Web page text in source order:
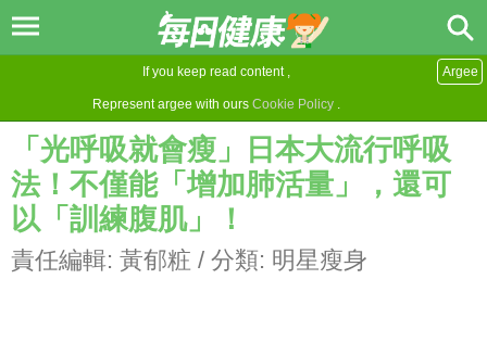
If you keep read content ,
Represent argee with ours Cookie Policy .
Argee
「光呼吸就會瘦」日本大流行呼吸
法！不僅能「增加肺活量」，還可
以「訓練腹肌」！
責任編輯: 黃郁粧 / 分類: 明星瘦身